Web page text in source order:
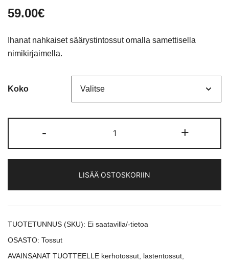
59.00€
Ihanat nahkaiset säärystintossut omalla samettisella
nimikirjaimella.
Koko
-
Sametti
omalla
roosa/luonnonvalkoinen
määrä
+
LISÄÄ OSTOSKORIIN
TUOTETUNNUS (SKU): Ei saatavilla/-tietoa
OSASTO: Tossut
AVAINSANAT TUOTTEELLE kerhotossut, lastentossut,